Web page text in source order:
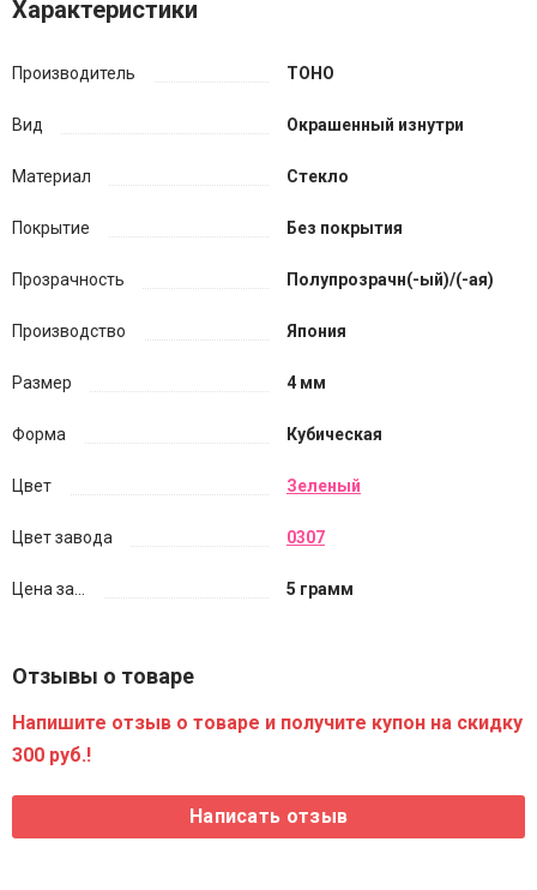
Характеристики
Производитель TOHO
Вид Окрашенный изнутри
Материал Стекло
Покрытие Без покрытия
Прозрачность Полупрозрачн(-ый)/(-ая)
Производство Япония
Размер 4 мм
Форма Кубическая
Цвет Зеленый
Цвет завода 0307
Цена за... 5 грамм
Отзывы о товаре
Напишите отзыв о товаре и получите купон на скидку
300 руб.!